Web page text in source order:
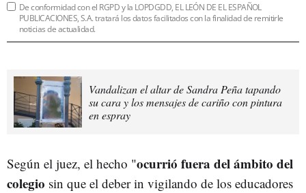
De conformidad con el RGPD y la LOPDGDD, EL LEÓN DE EL ESPAÑOL
PUBLICACIONES, S.A. tratará los datos facilitados con la finalidad de remitirle
noticias de actualidad.
Vandalizan el altar de Sandra Peña tapando
su cara y los mensajes de cariño con pintura
en espray
Según el juez, el hecho "ocurrió fuera del ámbito del
colegio sin que el deber in vigilando de los educadores